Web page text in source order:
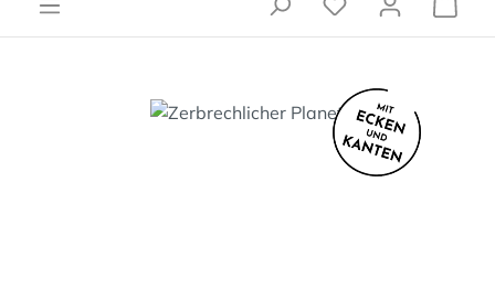
Bildergalerie überspringen